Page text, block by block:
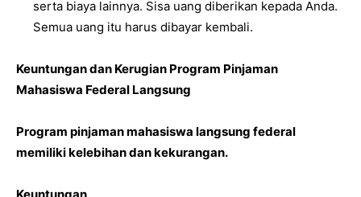
serta biaya lainnya. Sisa uang diberikan kepada Anda.
Semua uang itu harus dibayar kembali.
Keuntungan dan Kerugian Program Pinjaman
Mahasiswa Federal Langsung
Program pinjaman mahasiswa langsung federal
memiliki kelebihan dan kekurangan.
Keuntungan